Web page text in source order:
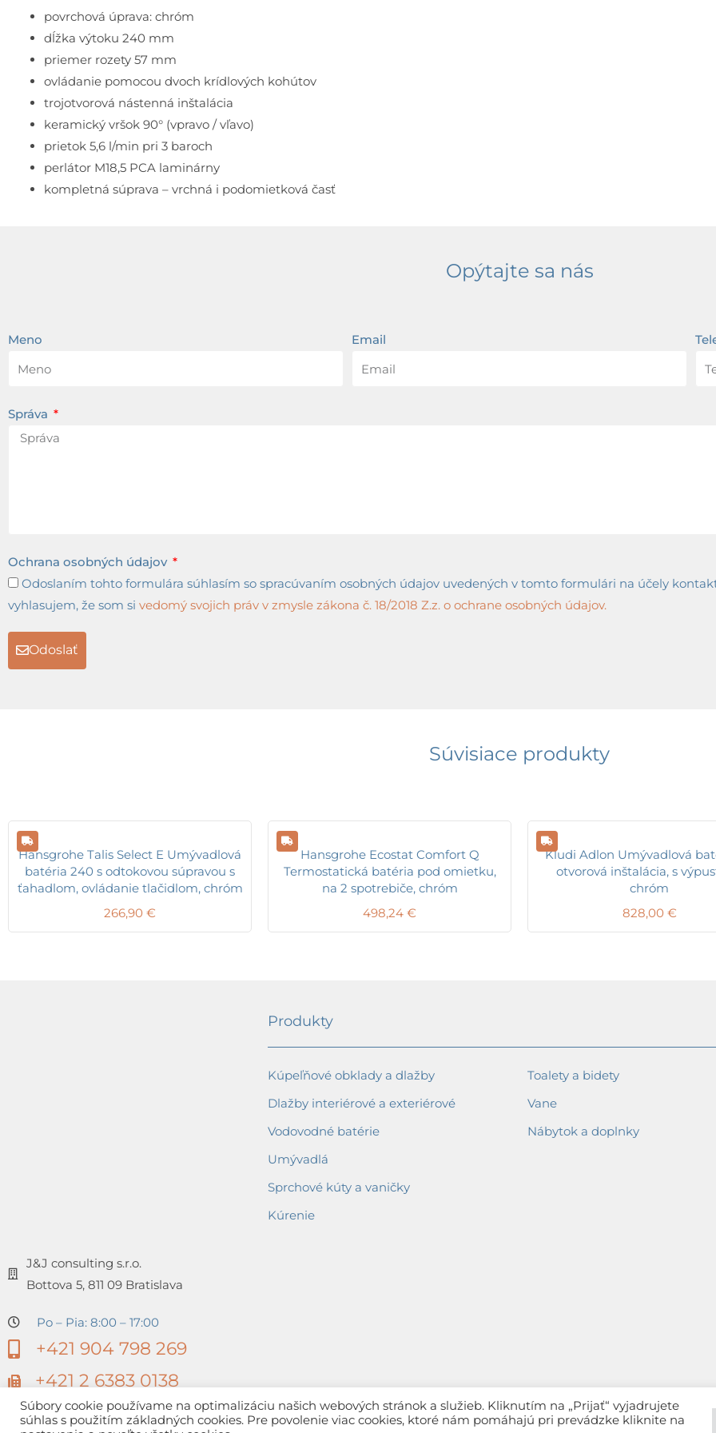
povrchová úprava: chróm
dĺžka výtoku 240 mm
priemer rozety 57 mm
ovládanie pomocou dvoch krídlových kohútov
trojotvorová nástenná inštalácia
keramický vršok 90° (vpravo / vľavo)
prietok 5,6 l/min pri 3 baroch
perlátor M18,5 PCA laminárny
kompletná súprava – vrchná i podomietková časť
Opýtajte sa nás
Meno Email
Správa
Ochrana osobných údajov
Odoslaním tohto formulára súhlasím so spracúvaním osobných údajov uvedených v tomto formulári na účely
vyhlasujem, že som si vedomý svojich práv v zmysle zákona č. 18/2018 Z.z. o ochrane osobných údajov.
Odoslať
Súvisiace produkty
Hansgrohe Talis Select E Umývadlová
batéria 240 s odtokovou súpravou s
ťahadlom, ovládanie tlačidlom, chróm
266,90 €
Hansgrohe Ecostat Comfort Q
Termostatická batéria pod omietku,
na 2 spotrebiče, chróm
498,24 €
Kludi Adlon Umývadlová
otvorová inštalácia, s
chróm
828,00 €
J&J consulting s.r.o.
Bottova 5, 811 09 Bratislava
Po – Pia: 8:00 – 17:00
+421 904 798 269
+421 2 6383 0138
Produkty
Kúpeľňové obklady a dlažby
Dlažby interiérové a exteriérové
Vodovodné batérie
Umývadlá
Sprchové kúty a vaničky
Kúrenie
Toalety a bidety
Vane
Nábytok a doplnky
Súbory cookie používame na optimalizáciu našich webových stránok a služieb. Kliknutím na „Prijať“ vyjadrujete
súhlas s použitím základných cookies. Pre povolenie viac cookies, ktoré nám pomáhajú pri prevádzke kliknite na